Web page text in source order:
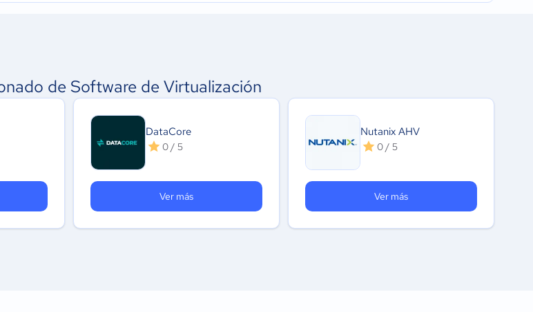
de Software de Virtualización
DataCore
0 / 5
Ver más
Nutanix AHV
0 / 5
Ver más